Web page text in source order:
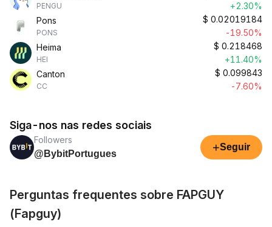
PENGU
+2.30%
Pons
PONS
$ 0.02019184
-19.50%
Heima
HEI
$ 0.218468
+11.40%
Canton
CC
$ 0.099843
-7.60%
Siga-nos nas redes sociais
Followers
@BybitPortugues
+Seguir
Perguntas frequentes sobre FAPGUY
(Fapguy)